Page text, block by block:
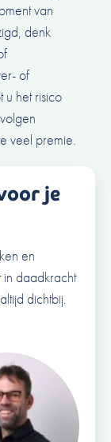
van
denk
of
het risico
veel premie.
je
en
in daadkracht
dichtbij.